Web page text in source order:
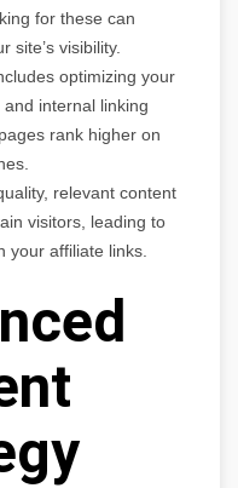
for these can
site’s visibility.
optimizing your
internal linking
rank higher on
relevant content
visitors, leading to
your affiliate links.